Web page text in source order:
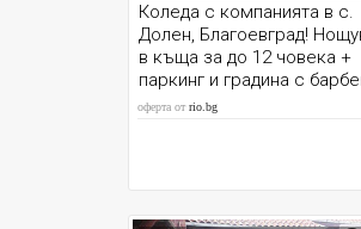
Коледа с компанията в с.
Долен, Благоевград!
в къща за до 12 човека +
паркинг и градина с
от Шарковата къща
оферта отrio.bg